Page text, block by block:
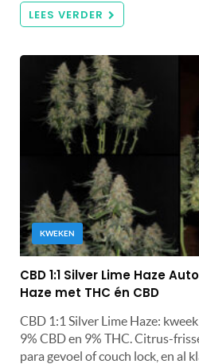
LEES VERDER
KWEKEN
CBD 1:1 Silver Lime Haze
Haze met THC én CBD
CBD 1:1 Silver Lime Haze:
9% CBD en 9% THC. Citrus-
para gevoel of couch lock, en al